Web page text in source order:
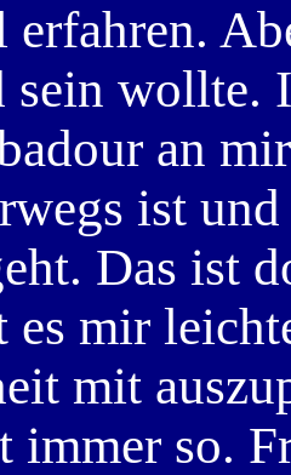
erfahren.
sein wollte.
an
ist
Das ist
mir
mit
immer so.